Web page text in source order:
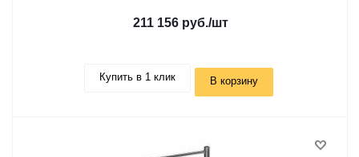
211 156 руб./шт
Купить в 1 клик В корзину